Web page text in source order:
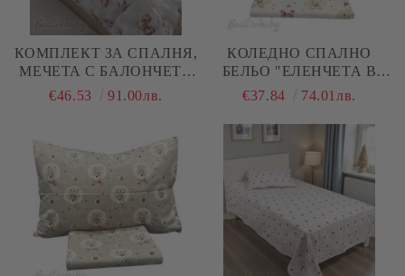
КОМПЛЕКТ ЗА СПАЛНЯ,
МЕЧЕТА С БАЛОНЧЕТА
3Д – 100% НАТУРАЛЕН
€46.53 91.00лв.
КОЛЕДНО СПАЛНО
БЕЛЬО "ЕЛЕНЧЕТА В
ТОПКИ- ЕКРЮ", ЗА
НАТУРАЛЕН ПАМУК
(ПОПЛИН), 3 ЧАСТИ
€37.84 74.01лв.